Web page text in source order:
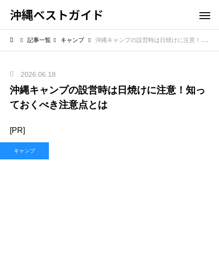
沖縄ベストガイド
記事一覧 キャンプ 沖縄キャンプの設営時は日焼けに注意！知っておくべき注意点とは
2026.06.18
沖縄キャンプの設営時は日焼けに注意！知っ
ておくべき注意点とは
[PR]
キャンプ